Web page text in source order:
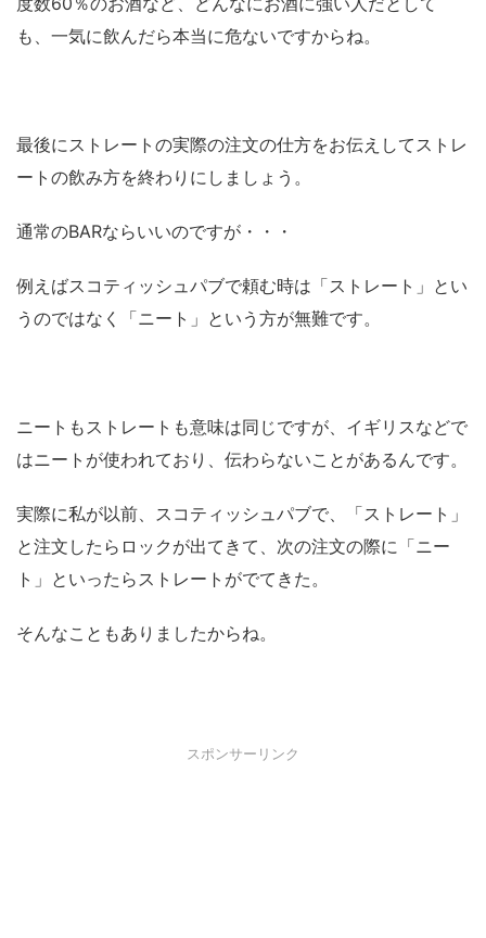
も、一気に飲んだら本当に危ないですからね。
最後にストレートの実際の注文の仕方をお伝えしてストレ
ートの飲み方を終わりにしましょう。
通常のBARならいいのですが・・・
例えばスコティッシュパブで頼む時は「ストレート」とい
うのではなく「ニート」という方が無難です。
ニートもストレートも意味は同じですが、イギリスなどで
はニートが使われており、伝わらないことがあるんです。
実際に私が以前、スコティッシュパブで、「ストレート」
と注文したらロックが出てきて、次の注文の際に「ニー
ト」といったらストレートがでてきた。
そんなこともありましたからね。
スポンサーリンク